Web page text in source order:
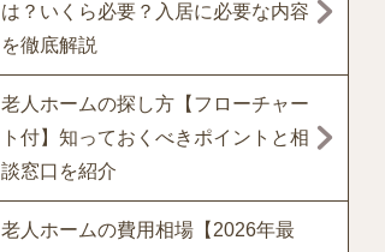
は？いくら必要？入居に必要な内容
を徹底解説
老人ホームの探し方【フローチャー
ト付】知っておくべきポイントと相
談窓口を紹介
老人ホームの費用相場【2026年最